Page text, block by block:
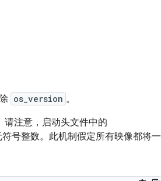
os_version 。
注意，启动头文件中的
号整数。此机制假定所有映像都将一